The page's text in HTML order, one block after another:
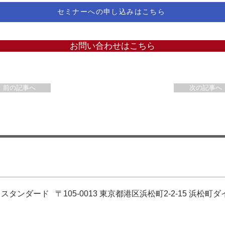
セミナーへの申し込みはこちら
お問い合わせはこちら
前の記事へ 次の記事へ
タンダード 〒105-0013 東京都港区浜松町2-2-15 浜松町ダ